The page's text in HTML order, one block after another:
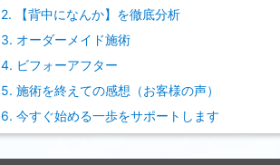
2. 【背中になんか】を徹底分析
3. オーダーメイド施術
4. ビフォーアフター
5. 施術を終えての感想（お客様の声）
6. 今すぐ始める一歩をサポートします